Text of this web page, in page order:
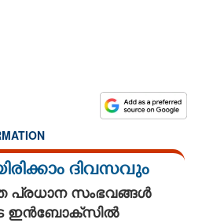
ദിവസവും
പ്രധാന സംഭവങ്ങൾ
ഇൻബോക്സിൽ